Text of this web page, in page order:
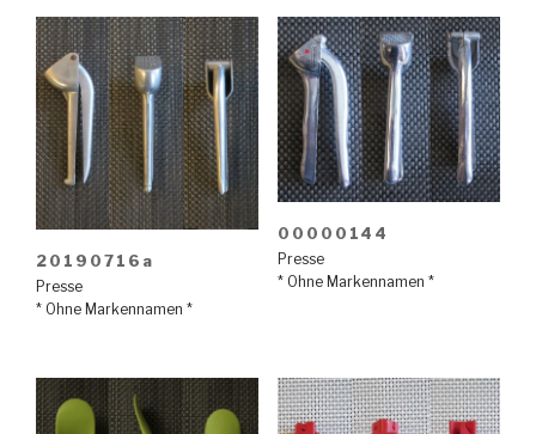
20190716a
Presse
* Ohne Markennamen *
00000144
Presse
* Ohne Markennamen *